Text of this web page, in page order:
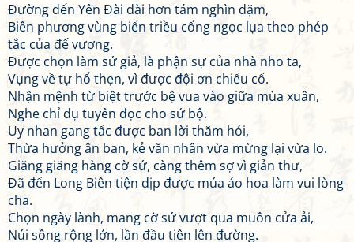
Đường đến Yên Đài dài hơn tám nghìn dặm,
Biên phương vùng biển triều cống ngọc lụa theo phép
tắc của đế vương.
Được chọn làm sứ giả, là phận sự của nhà nho ta,
Vụng về tự hổ thẹn, vì được đội ơn chiếu cố.
Nhận mệnh từ biệt trước bệ vua vào giữa mùa xuân,
Nghe chỉ dụ tuyên đọc cho sứ bộ.
Uy nhan gang tấc được ban lời thăm hỏi,
Thừa hưởng ân ban, kẻ văn nhân vừa mừng lại vừa lo.
Giăng giăng hàng cờ sứ, càng thêm sợ vì giản thư,
Đã đến Long Biên tiện dịp được múa áo hoa làm vui lòng
cha.
Chọn ngày lành, mang cờ sứ vượt qua muôn cửa ải,
Núi sông rộng lớn, lần đầu tiên lên đường.